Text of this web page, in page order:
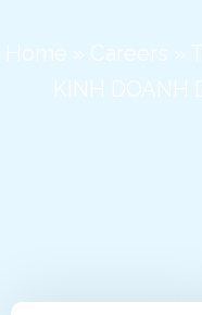
Home Careers
KINH DOANH